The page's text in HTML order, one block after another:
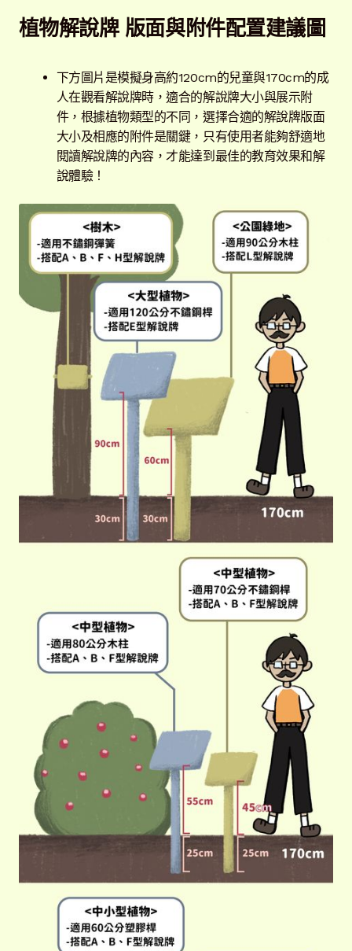
植物解說牌 版面與附件配置建議圖
下方圖片是模擬身高約120cm的兒童與170cm的成
人在觀看解說牌時，適合的解說牌大小與展示附
件，根據植物類型的不同，選擇合適的解說牌版面
大小及相應的附件是關鍵，只有使用者能夠舒適地
閱讀解說牌的內容，才能達到最佳的教育效果和解
說體驗！